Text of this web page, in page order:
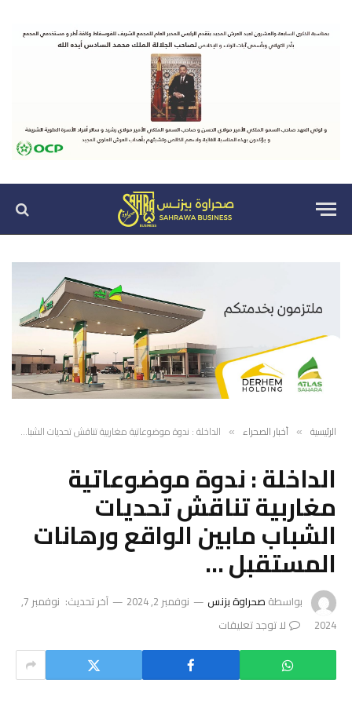
الرئيسية » أخبار الصحراء » الداخلة : ندوة موضوعاتية مغاربية تناقش تحديات الشباب مابين الواقع ورهانات المستقبل …
الداخلة : ندوة موضوعاتية
مغاربية تناقش تحديات
الشباب مابين الواقع ورهانات
المستقبل …
بواسطة صحراوة بزنس نوفمبر 2, 2024 آخر تحديث:
نوفمبر 7,
2024
لا توجد تعليقات